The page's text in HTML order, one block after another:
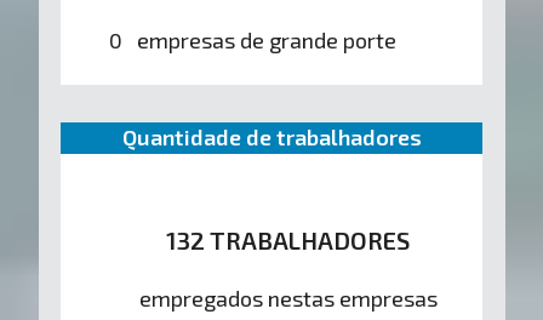
0 empresas de grande porte
Quantidade de trabalhadores
132 TRABALHADORES
empregados nestas empresas